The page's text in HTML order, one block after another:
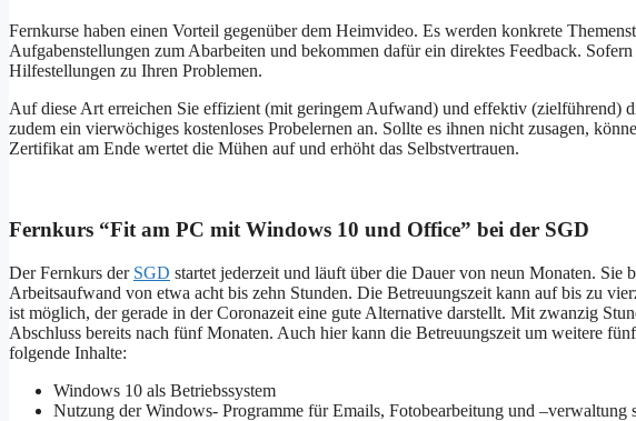
Fernkurse haben einen Vorteil gegenüber dem Heimvideo. Es werden konkrete
Aufgabenstellungen zum Abarbeiten und bekommen dafür ein direktes Feedback.
Hilfestellungen zu Ihren Problemen.
Auf diese Art erreichen Sie effizient (mit geringem Aufwand) und effektiv (zielführend)
zudem ein vierwöchiges kostenloses Probelernen an. Sollte es ihnen nicht zusagen,
Zertifikat am Ende wertet die Mühen auf und erhöht das Selbstvertrauen.
Fernkurs “Fit am PC mit Windows 10 und Office” bei der SGD
Der Fernkurs der SGD startet jederzeit und läuft über die Dauer von neun Monaten. Sie
Arbeitsaufwand von etwa acht bis zehn Stunden. Die Betreuungszeit kann auf bis zu
ist möglich, der gerade in der Coronazeit eine gute Alternative darstellt. Mit zwanzig
Abschluss bereits nach fünf Monaten. Auch hier kann die Betreuungszeit um weitere
folgende Inhalte:
Windows 10 als Betriebssystem
Nutzung der Windows- Programme für Emails, Fotobearbeitung und –verwaltung